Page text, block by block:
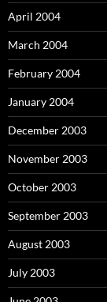
April 2004
March 2004
February 2004
January 2004
December 2003
November 2003
October 2003
September 2003
August 2003
July 2003